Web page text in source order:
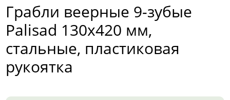
Грабли веерные 9-зубые
Palisad 130х420 мм,
стальные, пластиковая
рукоятка